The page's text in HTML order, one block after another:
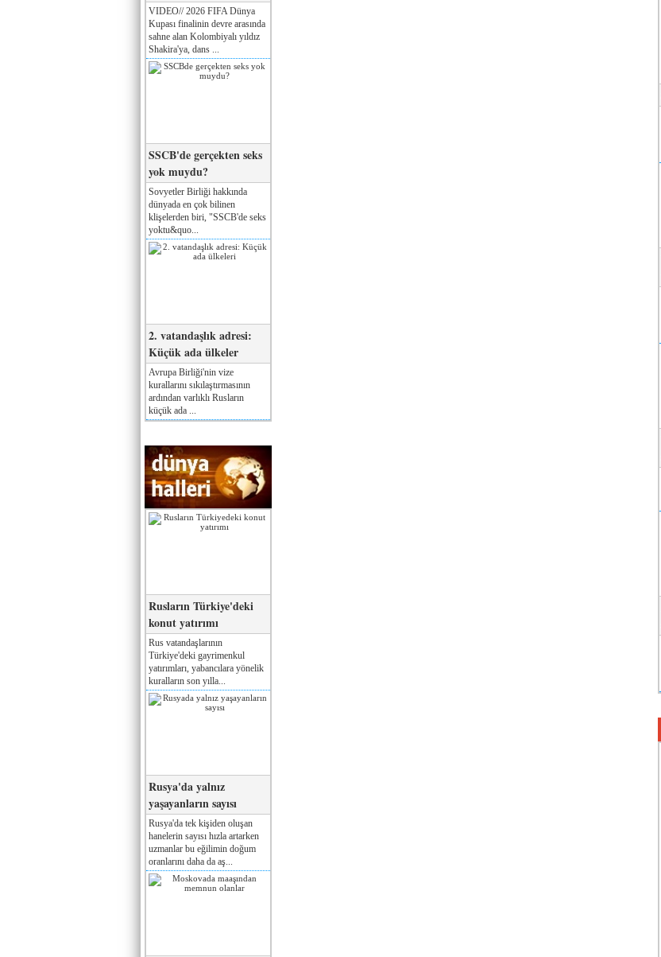
VIDEO// 2026 FIFA Dünya
Kupası finalinin devre arasında
sahne alan Kolombiyalı yıldız
Shakira'ya, dans ...
SSCB'de gerçekten seks
yok muydu?
Sovyetler Birliği hakkında
dünyada en çok bilinen
klişelerden biri, "SSCB'de seks
yoktu&quo...
2. vatandaşlık adresi:
Küçük ada ülkeler
Avrupa Birliği'nin vize
kurallarını sıkılaştırmasının
ardından varlıklı Rusların
küçük ada ...
Rusların Türkiye'deki
konut yatırımı
Rus vatandaşlarının
Türkiye'deki gayrimenkul
yatırımları, yabancılara yönelik
kuralların son yılla...
Rusya'da yalnız
yaşayanların sayısı
Rusya'da tek kişiden oluşan
hanelerin sayısı hızla artarken
uzmanlar bu eğilimin doğum
oranlarını daha da aş...